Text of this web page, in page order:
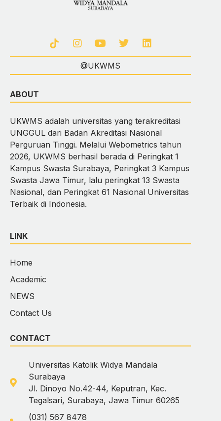
@UKWMS
ABOUT
UKWMS adalah universitas yang terakreditasi
UNGGUL dari Badan Akreditasi Nasional
Perguruan Tinggi. Melalui Webometrics tahun
2026, UKWMS berhasil berada di Peringkat 1
Kampus Swasta Surabaya, Peringkat 3 Kampus
Swasta Jawa Timur, lalu peringkat 13 Swasta
Nasional, dan Peringkat 61 Nasional Universitas
Terbaik di Indonesia.
LINK
Home
Academic
NEWS
Contact Us
CONTACT
Universitas Katolik Widya Mandala
Surabaya
Jl. Dinoyo No.42-44, Keputran, Kec.
Tegalsari, Surabaya, Jawa Timur 60265
(031) 567 8478